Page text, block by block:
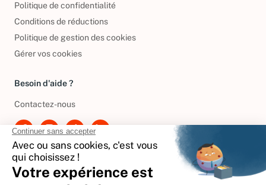
Politique de confidentialité
Conditions de réductions
Politique de gestion des cookies
Gérer vos cookies
Besoin d'aide ?
Contactez-nous
International
🇪🇸 Espagne